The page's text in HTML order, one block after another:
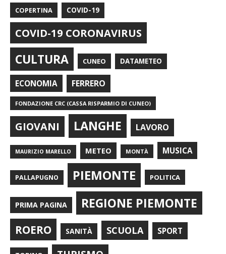
COPERTINA COVID-19
COVID-19 CORONAVIRUS
CULTURA CUNEO DATAMETEO
ECONOMIA FERRERO
FONDAZIONE CRC (CASSA RISPARMIO DI CUNEO)
GIOVANI LANGHE LAVORO
MAURIZIO MARELLO METEO MONTÀ MUSICA
PALLAPUGNO PIEMONTE POLITICA
PRIMA PAGINA REGIONE PIEMONTE
ROERO SANITÀ SCUOLA SPORT